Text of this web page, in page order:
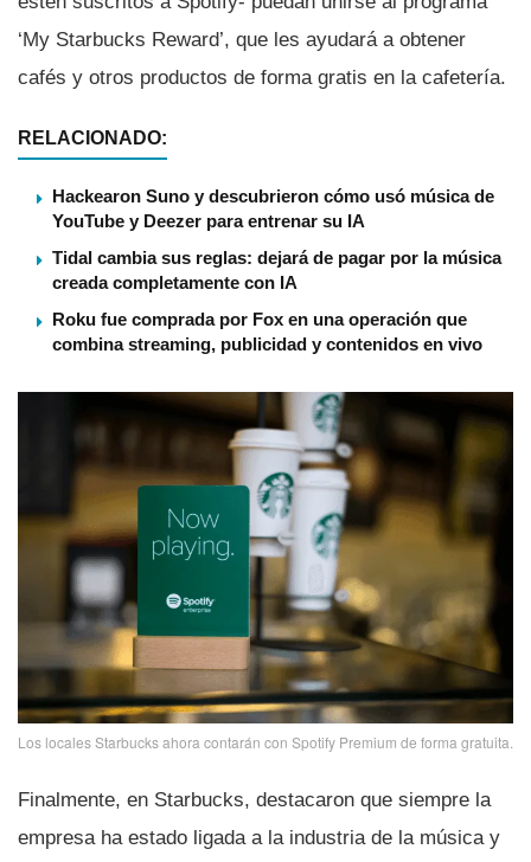
‘My Starbucks Reward’, que les ayudará a obtener
cafés y otros productos de forma gratis en la cafeterí­a.
RELACIONADO:
Hackearon Suno y descubrieron cómo usó música de
YouTube y Deezer para entrenar su IA
Tidal cambia sus reglas: dejará de pagar por la música
creada completamente con IA
Roku fue comprada por Fox en una operación que
combina streaming, publicidad y contenidos en vivo
Los locales Starbucks ahora contarán con Spotify Premium de forma gratuita.
Finalmente, en Starbucks, destacaron que siempre la
empresa ha estado ligada a la industria de la música y